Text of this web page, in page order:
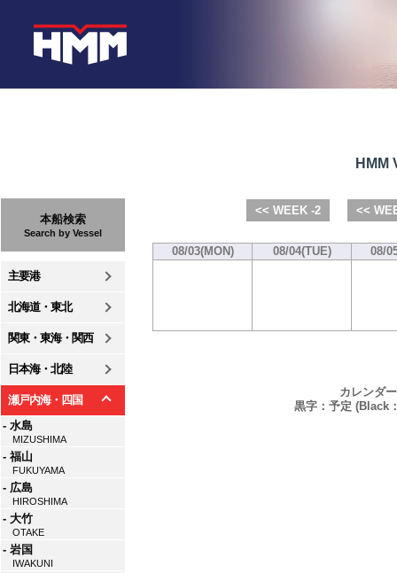
本船検索
Search by Vessel
主要港
北海道・東北
関東・東海・関西
日本海・北陸
瀬戸内海・四国
- 水島
MIZUSHIMA
- 福山
FUKUYAMA
- 広島
HIROSHIMA
- 大竹
OTAKE
- 岩国
IWAKUNI
HMM
<< WEEK -2 <<
08/03(MON) 08/04(TUE) 08/
カレンダ
黒字：予定